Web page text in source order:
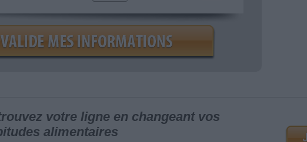
votre ligne en changeant vos
alimentaires